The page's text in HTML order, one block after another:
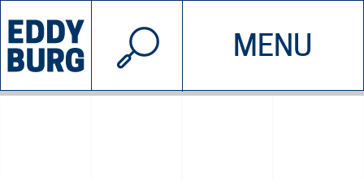
MENU
INIZIATIVE CHI SIAMO
© 2026 EDDYBURG